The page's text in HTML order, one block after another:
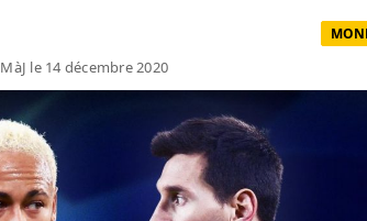
MàJ le 14 décembre 2020